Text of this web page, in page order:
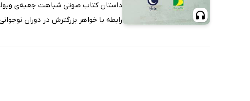
داستان کتاب صوتی شباهت جعبه‌ی
رابطه با خواهر بزرگترش در دوران